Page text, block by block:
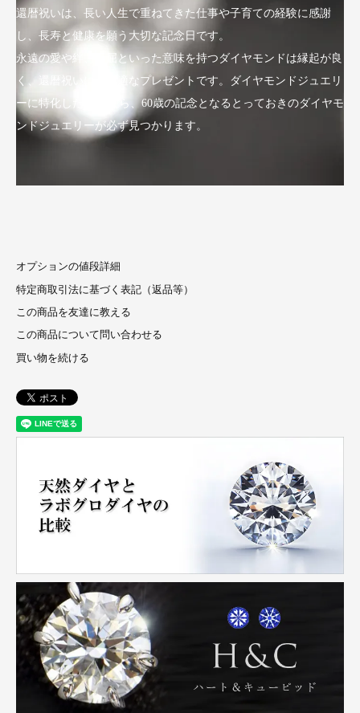
還暦祝いは、長い人生で重ねてきた仕事や子育ての経験に感謝
し、長寿と健康を願う大切な記念日です。
永遠の愛や絆、不屈といった意味を持つダイヤモンドは縁起が良
く、還暦祝いにも最適なプレゼントです。ダイヤモンドジュエリ
ーに特化したLuxyなら、60歳の記念となるとっておきのダイヤモ
ンドジュエリーが必ず見つかります。
オプションの値段詳細
特定商取引法に基づく表記（返品等）
この商品を友達に教える
この商品について問い合わせる
買い物を続ける